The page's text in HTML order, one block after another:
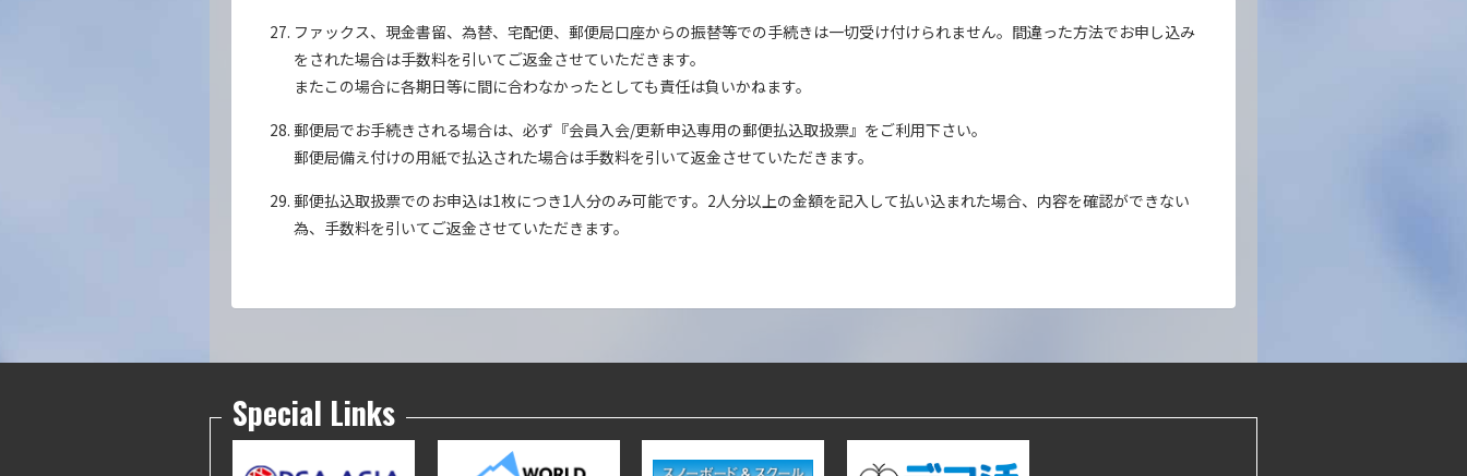
ファックス、現金書留、為替、宅配便、郵便局口座からの振替等での手続きは一切受け付けられません。間違った方法でお申し込み
をされた場合は手数料を引いてご返金させていただきます。
またこの場合に各期日等に間に合わなかったとしても責任は負いかねます。
郵便局でお手続きされる場合は、必ず『会員入会/更新申込専用の郵便払込取扱票』をご利用下さい。
郵便局備え付けの用紙で払込された場合は手数料を引いて返金させていただきます。
郵便払込取扱票でのお申込は1枚につき1人分のみ可能です。2人分以上の金額を記入して払い込まれた場合、内容を確認ができない
為、手数料を引いてご返金させていただきます。
Special Links